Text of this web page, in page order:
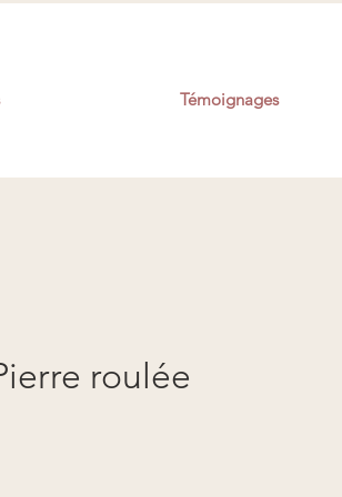
Témoignages
roulée